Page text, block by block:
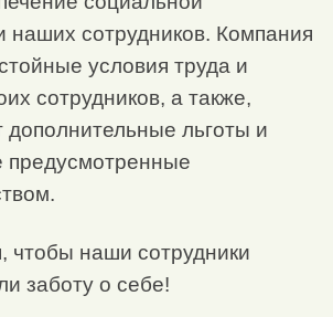
сотрудников. Компания
условия труда и
сотрудников, а также,
дополнительные льготы и
предусмотренные
чтобы наши сотрудники
заботу о себе!